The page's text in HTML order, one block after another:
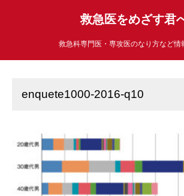
救急医をめざす君
救急科専門医・専攻医のなり方など情
enquete1000-2016-q10